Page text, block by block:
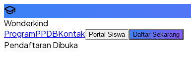
Wonderkind
ProgramPPDBKontak Portal Siswa Daftar Sekarang
Pendaftaran Dibuka